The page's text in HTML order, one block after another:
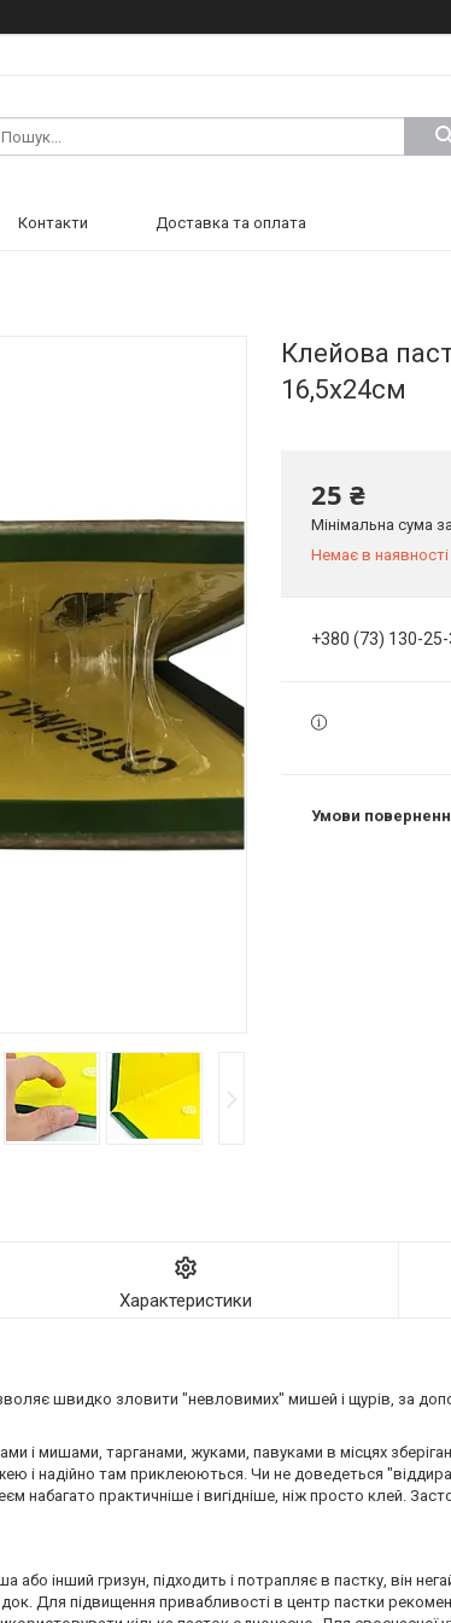
Контакти Доставка та оплата
Клейова
16,5х24см
25 ₴
Мінімальна сума
Немає в наявності
+380 (73) 130-
Характеристики
швидко зловити "невловимих" мишей і щурів, за
і мишами, тарганами, жуками, павуками в місцях
і надійно там приклеюються. Чи не доведеться
набагато практичніше і вигідніше, ніж просто клей.
інший гризун, підходить і потрапляє в пастку, він
Для підвищення привабливості в центр пастки